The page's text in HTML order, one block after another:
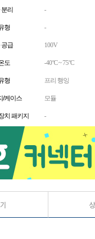
분리 -
형 -
공급 100V
도 -40°C ~ 75°C
형 프리 행잉
/케이스 모듈
치 패키지 -